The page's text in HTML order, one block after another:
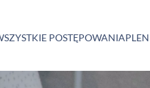
POSTĘPOWANIAPLEN